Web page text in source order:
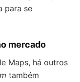
para se
mercado
Maps, há outros
também